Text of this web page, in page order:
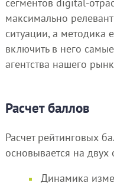
сегментов digital-
максимально
ситуации, а методика
включить в него
агентства нашего
Расчет баллов
Расчет рейтинговых
основывается на
Динамика